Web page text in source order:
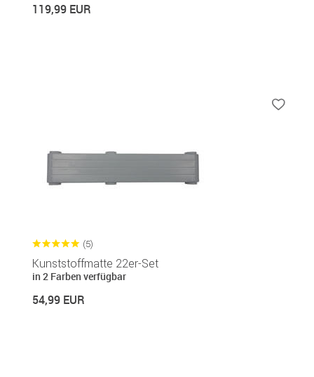
119,99 EUR
(5)
Kunststoffmatte 22er-Set
in 2 Farben verfügbar
54,99 EUR